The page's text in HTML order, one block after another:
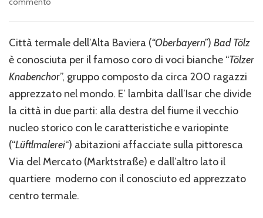
Tölz
Città termale dell’Alta Baviera (“Oberbayern”) Bad Tölz
è conosciuta per il famoso coro di voci bianche “Tölzer
Knabenchor”, gruppo composto da circa 200 ragazzi
apprezzato nel mondo. E’ lambita dall’Isar che divide
la città in due parti: alla destra del fiume il vecchio
nucleo storico con le caratteristiche e variopinte
(“Lüftlmalerei“) abitazioni affacciate sulla pittoresca
Via del Mercato (Marktstraße) e dall’altro lato il
quartiere moderno con il conosciuto ed apprezzato
centro termale.